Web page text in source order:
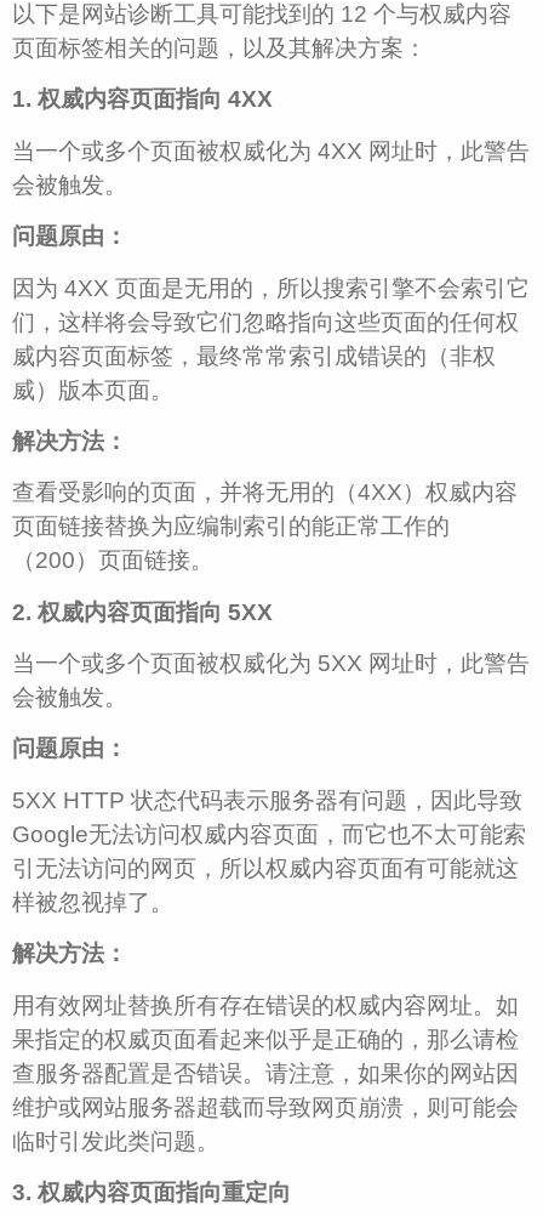
以下是网站诊断工具可能找到的 12 个与权威内容
页面标签相关的问题，以及其解决方案：
1. 权威内容页面指向 4XX
当一个或多个页面被权威化为 4XX 网址时，此警告
会被触发。
问题原由：
因为 4XX 页面是无用的，所以搜索引擎不会索引它
们，这样将会导致它们忽略指向这些页面的任何权
威内容页面标签，最终常常索引成错误的（非权
威）版本页面。
解决方法：
查看受影响的页面，并将无用的（4XX）权威内容
页面链接替换为应编制索引的能正常工作的
（200）页面链接。
2. 权威内容页面指向 5XX
当一个或多个页面被权威化为 5XX 网址时，此警告
会被触发。
问题原由：
5XX HTTP 状态代码表示服务器有问题，因此导致
Google无法访问权威内容页面，而它也不太可能索
引无法访问的网页，所以权威内容页面有可能就这
样被忽视掉了。
解决方法：
用有效网址替换所有存在错误的权威内容网址。如
果指定的权威页面看起来似乎是正确的，那么请检
查服务器配置是否错误。请注意，如果你的网站因
维护或网站服务器超载而导致网页崩溃，则可能会
临时引发此类问题。
3. 权威内容页面指向重定向